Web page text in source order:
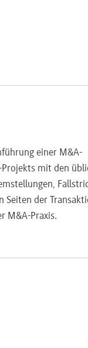
einer M&A-
Projekts mit den
Seiten der
M&A-Praxis.